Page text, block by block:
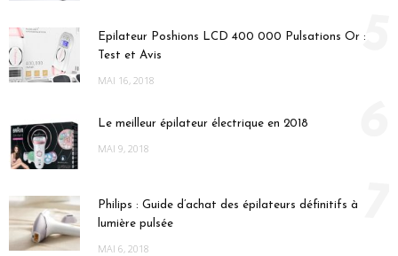
Epilateur Poshions LCD 400 000 Pulsations Or :
Test et Avis
MAI 16, 2018
5
Le meilleur épilateur électrique en 2018
MAI 9, 2018
Philips : Guide d’achat des épilateurs définitifs à
lumière pulsée
MAI 6, 2018